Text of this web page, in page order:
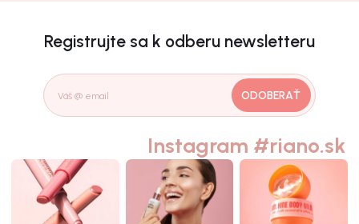
Registrujte sa k odberu newsletteru
ODOBERAŤ
Instagram #riano.sk